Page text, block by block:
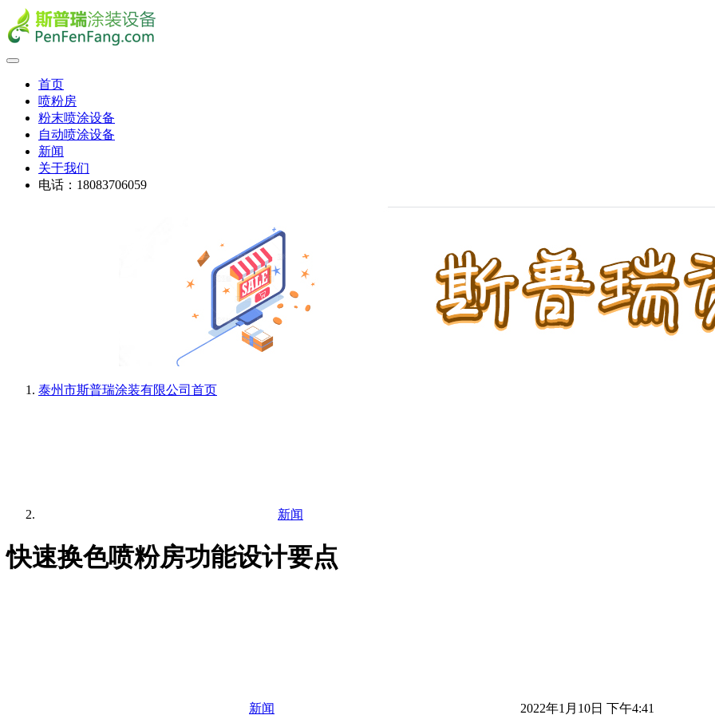
首页
喷粉房
粉末喷涂设备
自动喷涂设备
新闻
关于我们
电话：18083706059
泰州市斯普瑞涂装有限公司 首页
新闻
快速换色喷粉房功能设计要点
新闻 2022年1月10日 下午4:41